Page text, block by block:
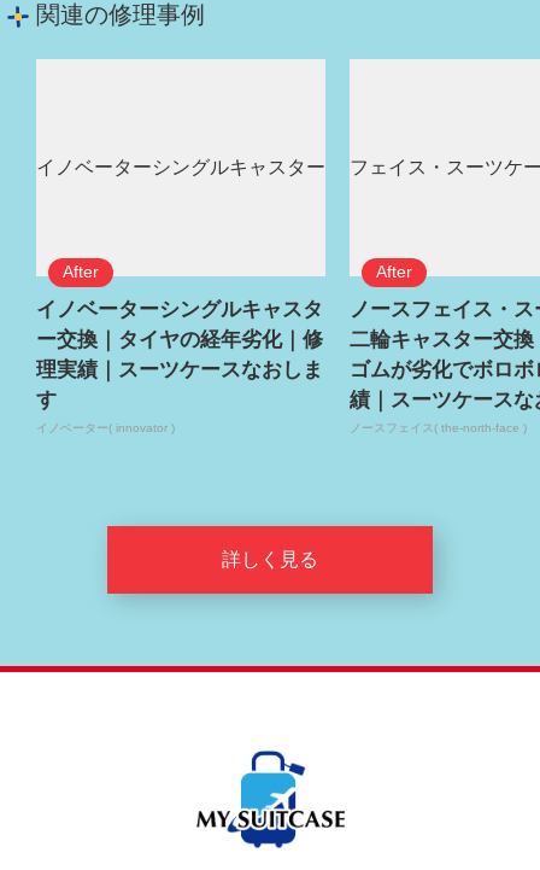
関連の修理事例
イノベーターシングルキャスタ
ー交換｜タイヤの経年劣化｜修
理実績｜スーツケースなおしま
す
イノベーター( innovator )
ノースフェイス・
二輪キャスター交換
ゴムが劣化でボロ
績｜スーツケースな
ノースフェイス( the-north-face )
詳しく見る